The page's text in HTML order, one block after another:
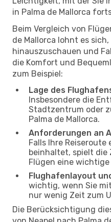
in Palma de Mallorca
Beim Vergleich von
de Mallorca lohnt es
hinauszuschauen und
die Komfort und
zum Beispiel:
Lage des
Insbesondere die
Stadtzentrum oder
Palma de Mallorca.
Anforderungen an
Falls Ihre
beinhaltet, spielt die
Flügen eine wichtige
Flughafenlayout
wichtig, wenn Sie
nur wenig Zeit zum
Die Berücksichtigung